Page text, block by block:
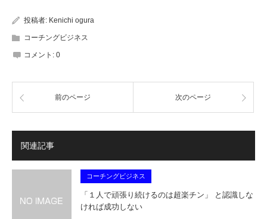
投稿者: Kenichi ogura
コーチングビジネス
コメント: 0
前のページ 次のページ
関連記事
コーチングビジネス
「１人で頑張り続けるのは超楽チン」 と認識しな
ければ成功しない